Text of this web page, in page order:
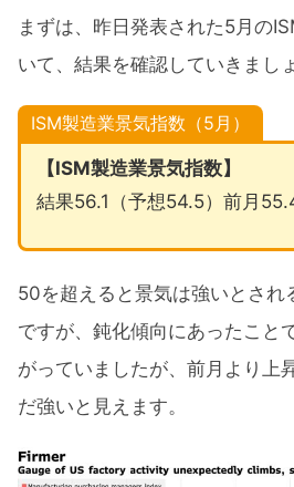
まずは、昨日発表された5月の
いて、結果を確認していきまし
ISM製造業景気指数（5月）
【ISM製造業景気指数】
結果56.1（予想54.5）前月
50を超えると景気は強いとされ
ですが、鈍化傾向にあったこと
がっていましたが、前月より上
だ強いと見えます。